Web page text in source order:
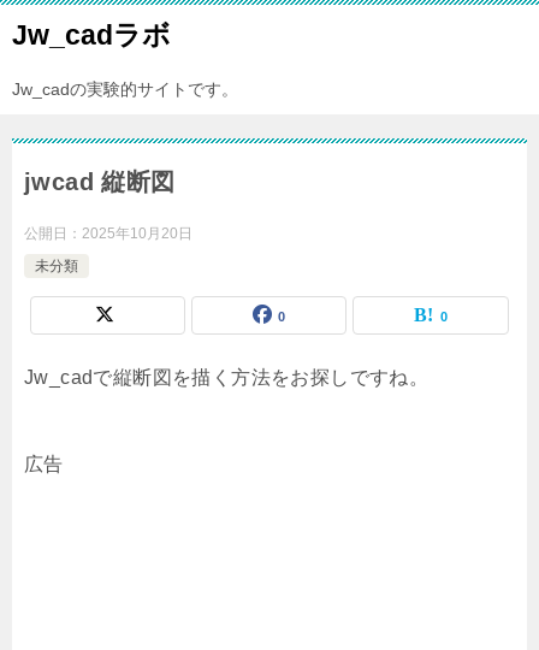
Jw_cadラボ
Jw_cadの実験的サイトです。
jwcad 縦断図
公開日： 2025年10月20日
未分類
0 0
Jw_cadで縦断図を描く方法をお探しですね。
広告